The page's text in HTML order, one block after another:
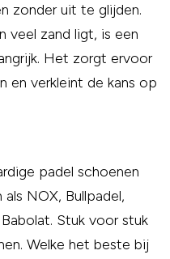
zonder uit te glijden.
veel zand ligt, is een
Het zorgt ervoor
en verkleint de kans op
padel schoenen
als NOX, Bullpadel,
Stuk voor stuk
Welke het beste bij